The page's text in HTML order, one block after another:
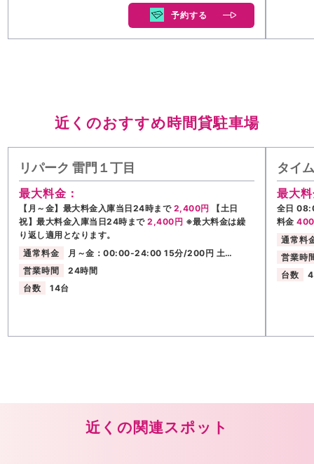
予約する
近くのおすすめ時間貸駐車場
リパーク 雷門１丁目
最大料金：
【月～金】最大料金入庫当日24時まで 2,400円
【土日
祝】最大料金入庫当日24時まで2,400円 ※最大料金は繰
り返し適用となります。
通常料金
月～金：00:00-24:00 15分/200円 土…
営業時間
24時間
台数
14台
タイ
最大
全日
料金
通常料
営業時
台数
近くの関連スポット